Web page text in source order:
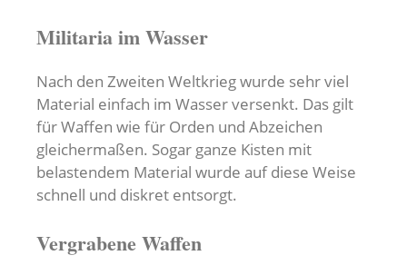
Militaria im Wasser
Nach den Zweiten Weltkrieg wurde sehr viel
Material einfach im Wasser versenkt. Das gilt
für Waffen wie für Orden und Abzeichen
gleichermaßen. Sogar ganze Kisten mit
belastendem Material wurde auf diese Weise
schnell und diskret entsorgt.
Vergrabene Waffen